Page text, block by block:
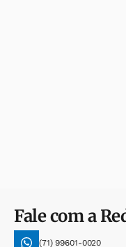
Fale com a
(71) 99601-0020